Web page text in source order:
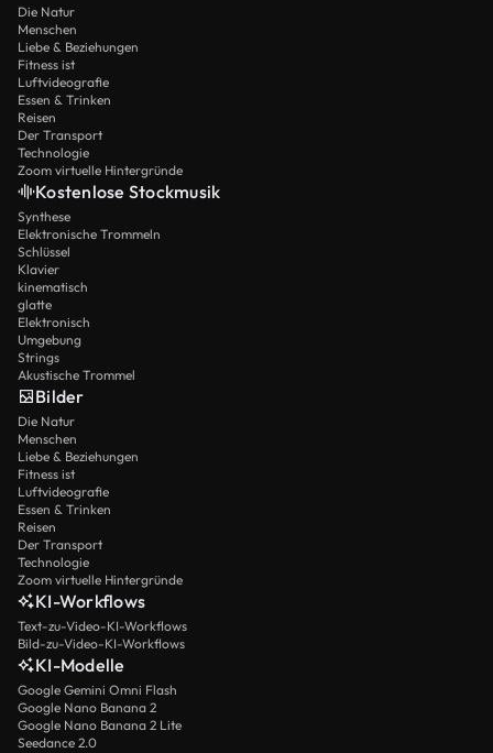
Die Natur
Menschen
Liebe & Beziehungen
Fitness ist
Luftvideografie
Essen & Trinken
Reisen
Der Transport
Technologie
Zoom virtuelle Hintergründe
Kostenlose Stockmusik
Synthese
Elektronische Trommeln
Schlüssel
Klavier
kinematisch
glatte
Elektronisch
Umgebung
Strings
Akustische Trommel
Bilder
Die Natur
Menschen
Liebe & Beziehungen
Fitness ist
Luftvideografie
Essen & Trinken
Reisen
Der Transport
Technologie
Zoom virtuelle Hintergründe
KI-Workflows
Text-zu-Video-KI-Workflows
Bild-zu-Video-KI-Workflows
KI-Modelle
Google Gemini Omni Flash
Google Nano Banana 2
Google Nano Banana 2 Lite
Seedance 2.0